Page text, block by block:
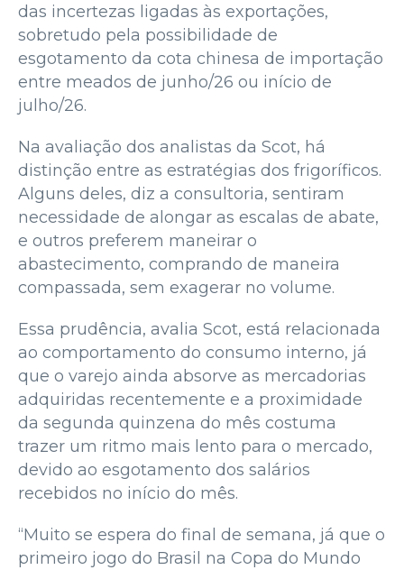
das incertezas ligadas às exportações,
sobretudo pela possibilidade de
esgotamento da cota chinesa de importação
entre meados de junho/26 ou início de
julho/26.
Na avaliação dos analistas da Scot, há
distinção entre as estratégias dos frigoríficos.
Alguns deles, diz a consultoria, sentiram
necessidade de alongar as escalas de abate,
e outros preferem maneirar o
abastecimento, comprando de maneira
compassada, sem exagerar no volume.
Essa prudência, avalia Scot, está relacionada
ao comportamento do consumo interno, já
que o varejo ainda absorve as mercadorias
adquiridas recentemente e a proximidade
da segunda quinzena do mês costuma
trazer um ritmo mais lento para o mercado,
devido ao esgotamento dos salários
recebidos no início do mês.
“Muito se espera do final de semana, já que o
primeiro jogo do Brasil na Copa do Mundo